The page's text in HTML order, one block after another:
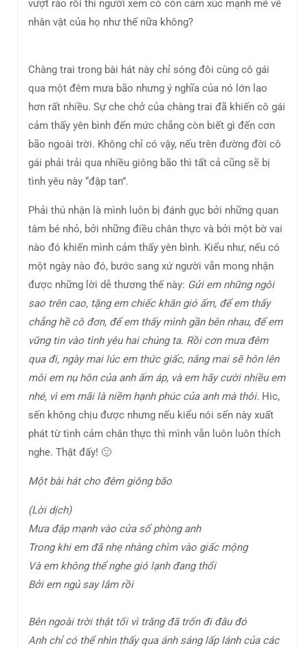
vượt rào rồi thì người xem có còn cảm xúc mạnh mẽ về
nhân vật của họ như thế nữa không?
Chàng trai trong bài hát này chỉ sóng đôi cùng cô gái
qua một đêm mưa bão nhưng ý nghĩa của nó lớn lao
hơn rất nhiều. Sự che chở của chàng trai đã khiến cô gái
cảm thấy yên bình đến mức chẳng còn biết gì đến cơn
bão ngoài trời. Không chỉ có vậy, nếu trên đường đời cô
gái phải trải qua nhiều giông bão thì tất cả cũng sẽ bị
tình yêu này “đập tan”.
Phải thú nhận là mình luôn bị đánh gục bởi những quan
tâm bé nhỏ, bởi những điều chân thực và bởi một bờ vai
nào đó khiến mình cảm thấy yên bình. Kiểu như, nếu có
một ngày nào đó, bước sang xứ người vẫn mong nhận
được những lời dễ thương thế này: Gửi em những ngôi
sao trên cao, tặng em chiếc khăn gió ấm, để em thấy
chẳng hề cô đơn, để em thấy mình gần bên nhau, để em
vững tin vào tình yêu hai chúng ta. Rồi cơn mưa đêm
qua đi, ngày mai lúc em thức giấc, nắng mai sẽ hôn lên
môi em nụ hôn của anh ấm áp, và em hãy cười nhiều em
nhé, vì em mãi là niềm hạnh phúc của anh mà thôi. Hic,
sến không chịu được nhưng nếu kiểu nói sến này xuất
phát từ tình cảm chân thực thì mình vẫn luôn luôn thích
nghe. Thật đấy! 🙂
Một bài hát cho đêm giông bão
(Lời dịch)
Mưa đập mạnh vào cửa sổ phòng anh
Trong khi em đã nhẹ nhàng chìm vào giấc mộng
Và em không thể nghe gió lạnh đang thổi
Bởi em ngủ say lắm rồi
Bên ngoài trời thật tối vì trăng đã trốn đi đâu đó
Anh chỉ có thể nhìn thấy qua ánh sáng lấp lánh của các